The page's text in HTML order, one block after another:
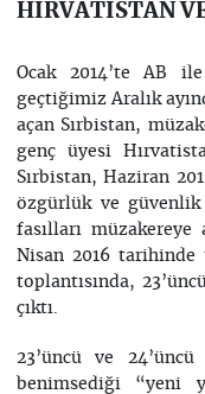
HIRVATİSTAN
Ocak 2014’te AB
geçtiğimiz Aralık
açan Sırbistan,
genç üyesi
Sırbistan, Haziran
özgürlük ve güvenlik
fasılları müzakereye
Nisan 2016 tarihinde
toplantısında,
çıktı.
23’üncü ve
benimsediği “yeni